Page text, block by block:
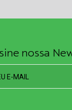
nossa
E-MAIL